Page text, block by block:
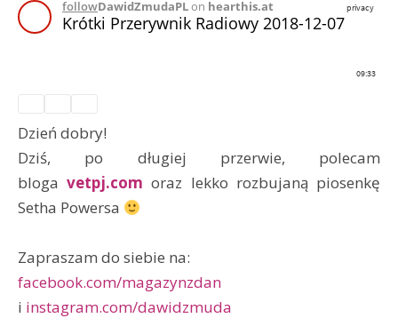
Dzień dobry!
Dziś, po długiej przerwie, polecam
blogavetpj.com oraz lekko rozbujaną piosenkę
Setha Powersa
Zapraszam do siebie na:
facebook.com/magazynzdan
i instagram.com/dawidzmuda